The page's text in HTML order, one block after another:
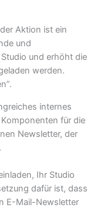
Aktion ist ein
und
und erhöht die
werden.
internes
für die
Newsletter, der
Ihr Studio
dafür ist, dass
E-Mail-Newsletter